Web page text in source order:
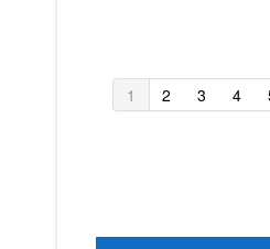
1 2 3 4